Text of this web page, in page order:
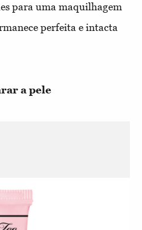
para uma maquilhagem
perfeita e intacta
a pele